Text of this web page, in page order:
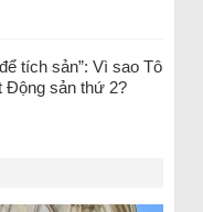
tích sản”: Vì sao Tô
Động sản thứ 2?